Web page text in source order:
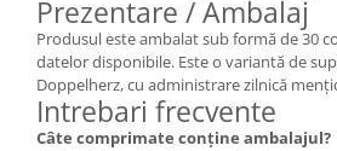
Prezentare / Ambalaj
Produsul este ambalat sub formă de 30
datelor disponibile. Este o variantă de
Doppelherz, cu administrare zilnică
Intrebari frecvente
Câte comprimate conține ambalajul?